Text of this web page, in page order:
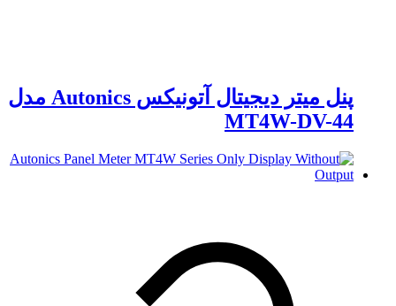
پنل میتر دیجیتال آتونیکس Autonics مدل
MT4W-DV-44